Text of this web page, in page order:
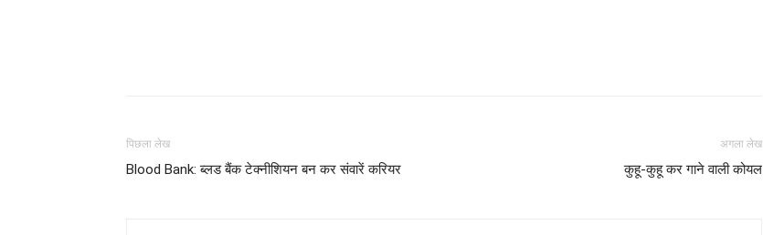
पिछला लेख
Blood Bank: ब्लड बैंक टेक्नीशियन बन कर संवारें करियर
अगला लेख
कुहू-कुहू कर गाने वाली कोयल